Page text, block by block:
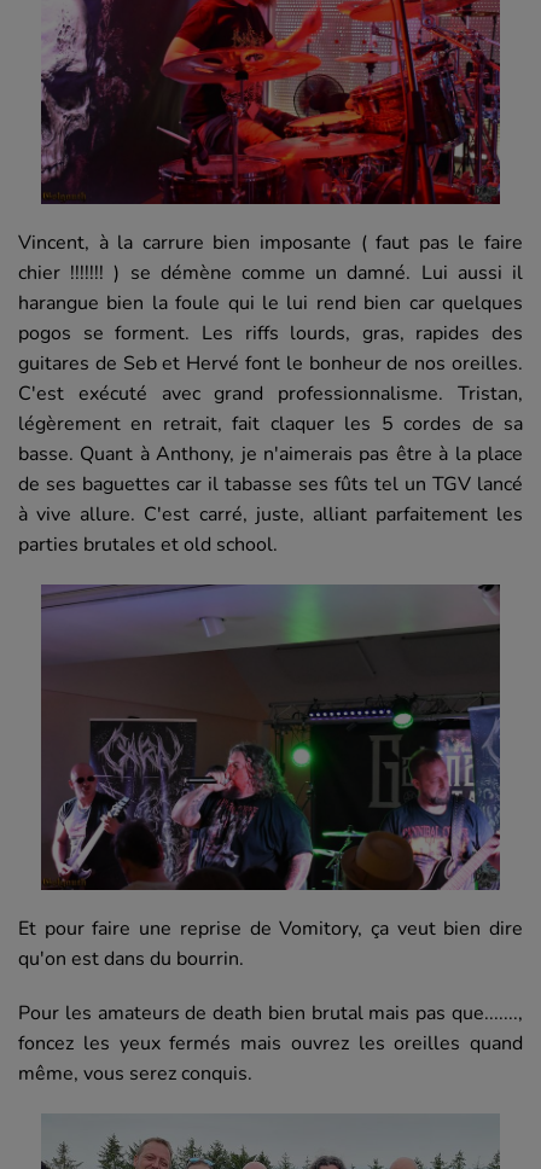
Vincent, à la carrure bien imposante ( faut pas le faire
chier !!!!!!! ) se démène comme un damné. Lui aussi il
harangue bien la foule qui le lui rend bien car quelques
pogos se forment. Les riffs lourds, gras, rapides des
guitares de Seb et Hervé font le bonheur de nos oreilles.
C'est exécuté avec grand professionnalisme. Tristan,
légèrement en retrait, fait claquer les 5 cordes de sa
basse. Quant à Anthony, je n'aimerais pas être à la place
de ses baguettes car il tabasse ses fûts tel un TGV lancé
à vive allure. C'est carré, juste, alliant parfaitement les
parties brutales et old school.
Et pour faire une reprise de Vomitory, ça veut bien dire
qu'on est dans du bourrin.
Pour les amateurs de death bien brutal mais pas que.......,
foncez les yeux fermés mais ouvrez les oreilles quand
même, vous serez conquis.